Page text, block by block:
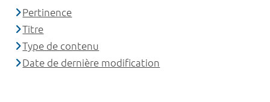
Pertinence
Titre
Type de contenu
Date de dernière modification